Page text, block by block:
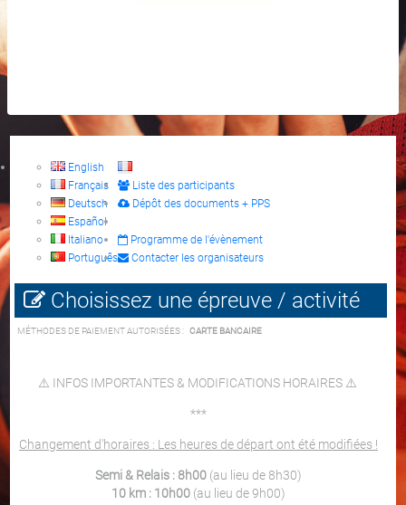
English
Français
Deutsch
Español
Italiano
Português
Liste des participants
Dépôt des documents + PPS
Programme de l'évènement
Contacter les organisateurs
Choisissez une épreuve / activité
MÉTHODES DE PAIEMENT AUTORISÉES : CARTE BANCAIRE
⚠️ INFOS IMPORTANTES & MODIFICATIONS HORAIRES ⚠️
***
Changement d'horaires : Les heures de départ ont été modifiées !
Semi & Relais : 8h00 (au lieu de 8h30)
10 km : 10h00 (au lieu de 9h00)